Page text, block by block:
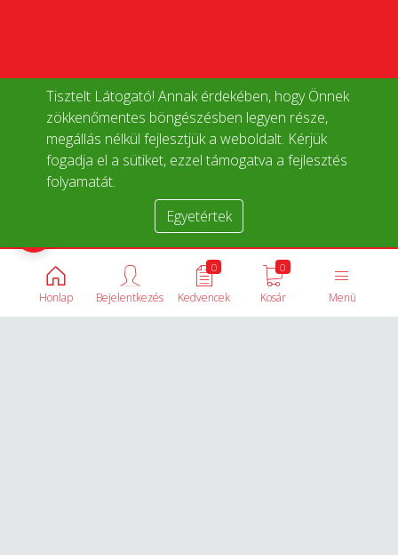
Tisztelt Látogató! Annak érdekében, hogy Önnek
zökkenőmentes böngészésben legyen része,
megállás nélkül fejlesztjük a weboldalt. Kérjük
fogadja el a sütiket, ezzel támogatva a fejlesztés
folyamatát.
Egyetértek
Honlap Menü
0
Kosár
0
Kedvencek
Bejelentkezés
Termékek összehasonlítása